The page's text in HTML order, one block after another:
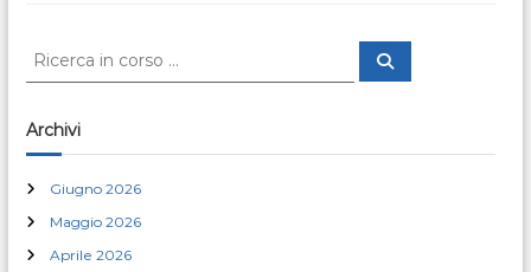
t
i
c
o
C
c
a
C
Archivi
Giugno 2026
Maggio 2026
Aprile 2026